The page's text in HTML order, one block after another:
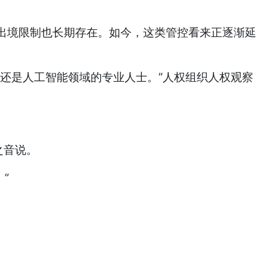
限制也长期存在。如今，这类管控看来正逐渐延
是人工智能领域的专业人士。”人权组织人权观察
说。
”